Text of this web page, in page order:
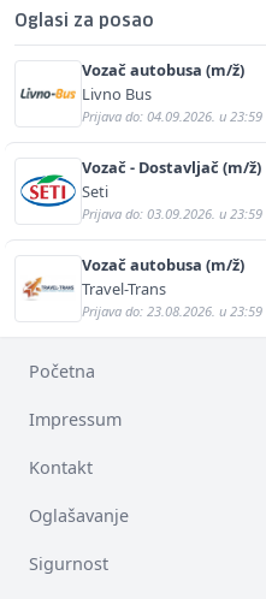
Oglasi za posao
Vozač autobusa (m/ž)
Livno Bus
Prijava do: 04.09.2026. u 23:59
Vozač - Dostavljač (m/ž)
Seti
Prijava do: 03.09.2026. u 23:59
Vozač autobusa (m/ž)
Travel-Trans
Prijava do: 23.08.2026. u 23:59
Početna
Impressum
Kontakt
Oglašavanje
Sigurnost